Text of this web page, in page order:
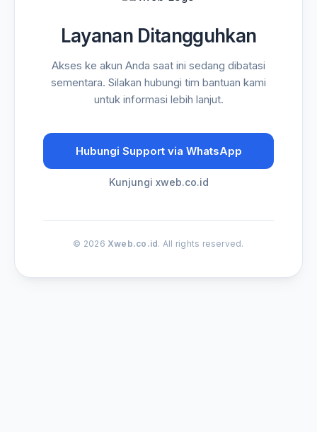
Layanan Ditangguhkan
Akses ke akun Anda saat ini sedang dibatasi
sementara. Silakan hubungi tim bantuan kami
untuk informasi lebih lanjut.
Hubungi Support via WhatsApp
Kunjungi xweb.co.id
© 2026 Xweb.co.id. All rights reserved.